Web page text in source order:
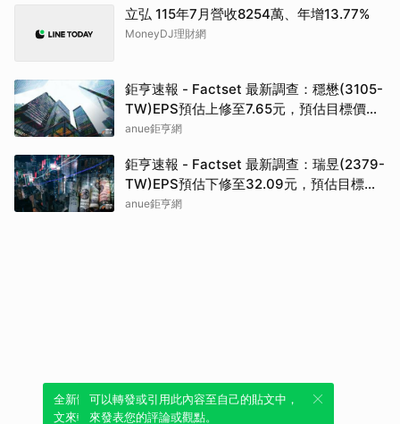
立弘 115年7月營收8254萬、年增13.77%
MoneyDJ理財網
鉅亨速報 - Factset 最新調查：穩懋(3105-
TW)EPS預估上修至7.65元，預估目標價為
417.5元
anue鉅亨網
鉅亨速報 - Factset 最新調查：瑞昱(2379-
TW)EPS預估下修至32.09元，預估目標價
為717元
anue鉅亨網
全新體驗！一鍵引用此內容，透過發布貼
文來輕鬆表達個人立場。
可以轉發或引用此內容至自己的貼文中，
來發表您的評論或觀點。